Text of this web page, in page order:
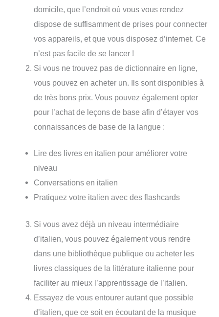
domicile, que l’endroit où vous vous rendez
dispose de suffisamment de prises pour connecter
vos appareils, et que vous disposez d’internet. Ce
n’est pas facile de se lancer !
Si vous ne trouvez pas de dictionnaire en ligne,
vous pouvez en acheter un. Ils sont disponibles à
de très bons prix. Vous pouvez également opter
pour l’achat de leçons de base afin d’étayer vos
connaissances de base de la langue :
Lire des livres en italien pour améliorer votre
niveau
Conversations en italien
Pratiquez votre italien avec des flashcards
Si vous avez déjà un niveau intermédiaire
d’italien, vous pouvez également vous rendre
dans une bibliothèque publique ou acheter les
livres classiques de la littérature italienne pour
faciliter au mieux l’apprentissage de l’italien.
Essayez de vous entourer autant que possible
d’italien, que ce soit en écoutant de la musique